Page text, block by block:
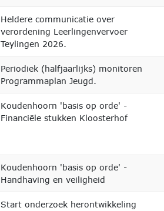
Heldere communicatie over
verordening Leerlingenvervoer
Teylingen 2026.
Periodiek (halfjaarlijks) monitoren
Programmaplan Jeugd.
Koudenhoorn 'basis op orde' -
Financiële stukken Kloosterhof
Koudenhoorn 'basis op orde' -
Handhaving en veiligheid
Start onderzoek herontwikkeling